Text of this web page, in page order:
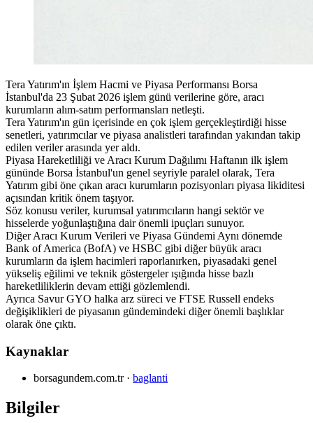
Tera Yatırım'ın İşlem Hacmi ve Piyasa Performansı Borsa
İstanbul'da 23 Şubat 2026 işlem günü verilerine göre, aracı
kurumların alım-satım performansları netleşti.
Tera Yatırım'ın gün içerisinde en çok işlem gerçekleştirdiği hisse
senetleri, yatırımcılar ve piyasa analistleri tarafından yakından takip
edilen veriler arasında yer aldı.
Piyasa Hareketliliği ve Aracı Kurum Dağılımı Haftanın ilk işlem
gününde Borsa İstanbul'un genel seyriyle paralel olarak, Tera
Yatırım gibi öne çıkan aracı kurumların pozisyonları piyasa likiditesi
açısından kritik önem taşıyor.
Söz konusu veriler, kurumsal yatırımcıların hangi sektör ve
hisselerde yoğunlaştığına dair önemli ipuçları sunuyor.
Diğer Aracı Kurum Verileri ve Piyasa Gündemi Aynı dönemde
Bank of America (BofA) ve HSBC gibi diğer büyük aracı
kurumların da işlem hacimleri raporlanırken, piyasadaki genel
yükseliş eğilimi ve teknik göstergeler ışığında hisse bazlı
hareketliliklerin devam ettiği gözlemlendi.
Ayrıca Savur GYO halka arz süreci ve FTSE Russell endeks
değişiklikleri de piyasanın gündemindeki diğer önemli başlıklar
olarak öne çıktı.
Kaynaklar
borsagundem.com.tr· baglanti
Bilgiler